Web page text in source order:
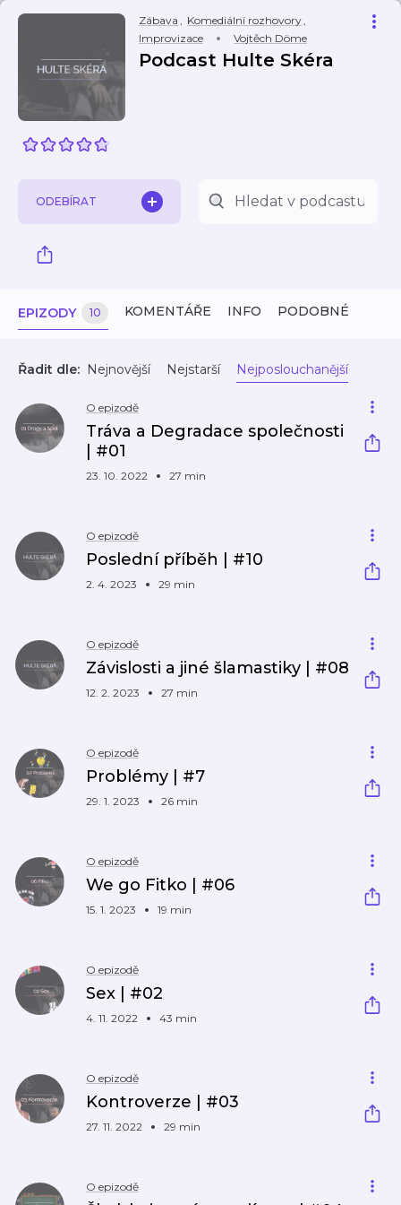
Zábava , Komediální rozhovory,
Improvizace
Vojtěch Döme
Podcast Hulte Skéra
ODEBÍRAT
EPIZODY 10 KOMENTÁŘE INFO PODOBNÉ
Řadit dle: Nejnovější Nejstarší Nejposlouchanější
O epizodě
Tráva a Degradace společnosti
| #01
23. 10. 2022 27 min
O epizodě
Poslední příběh | #10
2. 4. 2023 29 min
O epizodě
Závislosti a jiné šlamastiky | #08
12. 2. 2023 27 min
O epizodě
Problémy | #7
29. 1. 2023 26 min
O epizodě
We go Fitko | #06
15. 1. 2023 19 min
O epizodě
Sex | #02
4. 11. 2022 43 min
O epizodě
Kontroverze | #03
27. 11. 2022 29 min
O epizodě